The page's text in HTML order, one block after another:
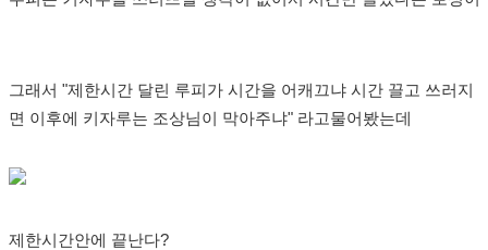
그래서 "제한시간 달린 루피가 시간을 어캐끄냐 시간 끌고 쓰러지
면 이후에 키자루는 조상님이 막아주냐" 라고물어봤는데
제한시간안에 끝난다?